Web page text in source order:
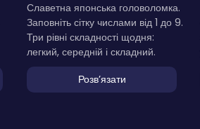
Славетна японська головоломка.
Заповніть сітку числами від 1 до 9.
Три рівні складності щодня:
легкий, середній і складний.
Розвʼязати